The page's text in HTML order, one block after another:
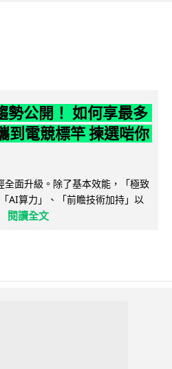
公開！ 如何享最多
電競標竿 揀選啱你
面升級。除了基本效能，「極致
AI算力」、「前瞻技術加持」以
閱讀全文